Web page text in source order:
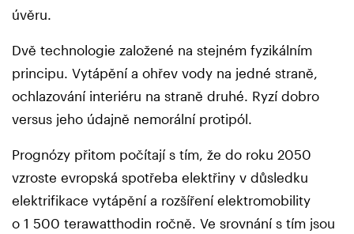
úvěru.
Dvě technologie založené na stejném fyzikálním
principu. Vytápění a ohřev vody na jedné straně,
ochlazování interiéru na straně druhé. Ryzí dobro
versus jeho údajně nemorální protipól.
Prognózy přitom počítají s tím, že do roku 2050
vzroste evropská spotřeba elektřiny v důsledku
elektrifikace vytápění a rozšíření elektromobility
o 1 500 terawatthodin ročně. Ve srovnání s tím jsou